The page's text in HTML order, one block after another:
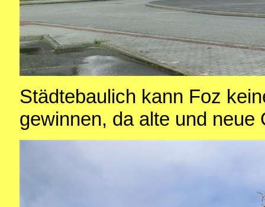
Städtebaulich kann Foz
gewinnen, da alte und neue